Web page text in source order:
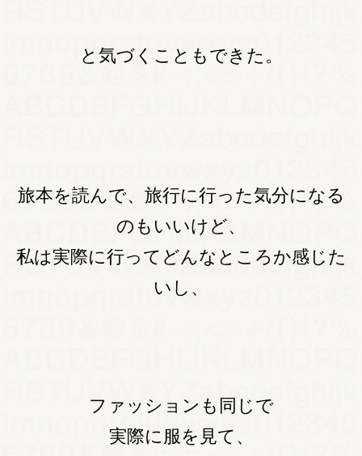
と気づくこともできた。
旅本を読んで、旅行に行った気分になる
のもいいけど、
私は実際に行ってどんなところか感じた
いし、
ファッションも同じで
実際に服を見て、